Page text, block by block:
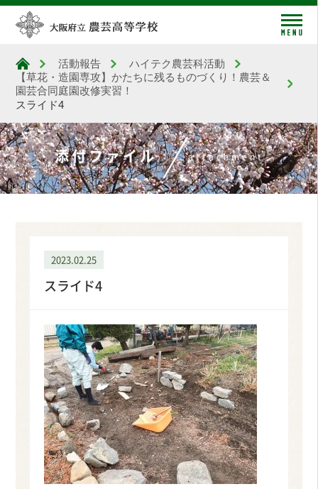
大阪府立農芸高等学校
活動報告
ハイテク農芸科活動
【草花・造園専攻】かたちに残るものづくり！農芸＆
園芸合同庭園改修実習！
スライド4
添付ファイル attachment
2023.02.25
スライド4